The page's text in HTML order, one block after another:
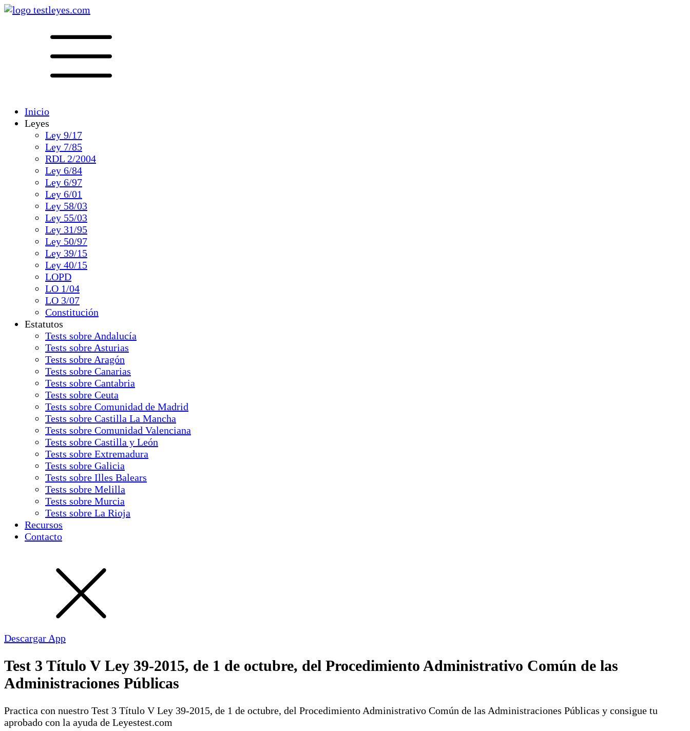
Inicio
Leyes
Ley 9/17
Ley 7/85
RDL 2/2004
Ley 6/84
Ley 6/97
Ley 6/01
Ley 58/03
Ley 55/03
Ley 31/95
Ley 50/97
Ley 39/15
Ley 40/15
LOPD
LO 1/04
LO 3/07
Constitución
Estatutos
Tests sobre Andalucía
Tests sobre Asturias
Tests sobre Aragón
Tests sobre Canarias
Tests sobre Cantabria
Tests sobre Ceuta
Tests sobre Comunidad de Madrid
Tests sobre Castilla La Mancha
Tests sobre Comunidad Valenciana
Tests sobre Castilla y León
Tests sobre Extremadura
Tests sobre Galicia
Tests sobre Illes Balears
Tests sobre Melilla
Tests sobre Murcia
Tests sobre La Rioja
Recursos
Contacto
Descargar App
Test 3 Título V Ley 39-2015, de 1 de octubre, del Procedimiento Administrativo Común de las
Administraciones Públicas
Practica con nuestro Test 3 Título V Ley 39-2015, de 1 de octubre, del Procedimiento Administrativo Común de las Administraciones Públicas y consigue tu
aprobado con la ayuda de Leyestest.com